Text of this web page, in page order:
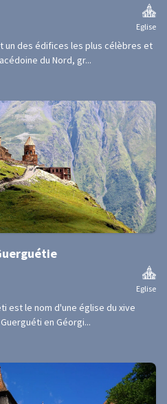
Eglise
un des édifices les plus célèbres et
du Nord, gr...
Eglise
est le nom d'une église du xive
en Géorgi...